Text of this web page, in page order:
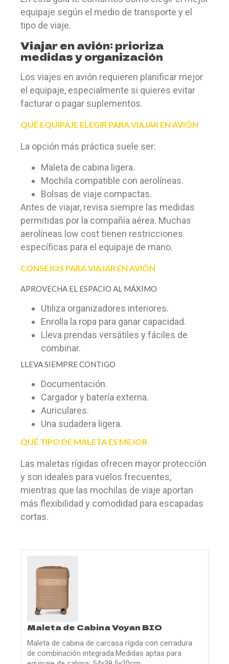
equipaje según el medio de transporte y el
tipo de viaje.
Viajar en avión: prioriza
medidas y organización
Los viajes en avión requieren planificar mejor
el equipaje, especialmente si quieres evitar
facturar o pagar suplementos.
QUÉ EQUIPAJE ELEGIR PARA VIAJAR EN AVIÓN
La opción más práctica suele ser:
Maleta de cabina ligera.
Mochila compatible con aerolíneas.
Bolsas de viaje compactas.
Antes de viajar, revisa siempre las medidas
permitidas por la compañía aérea. Muchas
aerolíneas low cost tienen restricciones
específicas para el equipaje de mano.
CONSEJOS PARA VIAJAR EN AVIÓN
APROVECHA EL ESPACIO AL MÁXIMO
Utiliza organizadores interiores.
Enrolla la ropa para ganar capacidad.
Lleva prendas versátiles y fáciles de
combinar.
LLEVA SIEMPRE CONTIGO
Documentación.
Cargador y batería externa.
Auriculares.
Una sudadera ligera.
QUÉ TIPO DE MALETA ES MEJOR
Las maletas rígidas ofrecen mayor protección
y son ideales para vuelos frecuentes,
mientras que las mochilas de viaje aportan
más flexibilidad y comodidad para escapadas
cortas.
Maleta de Cabina Voyan BIO
Maleta de cabina de carcasa rígida con cerradura
de combinación integrada.Medidas aptas para